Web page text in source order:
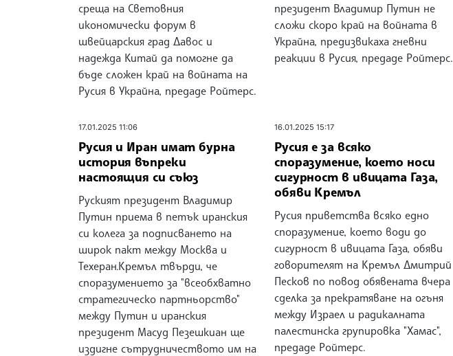
среща на Световния
икономически форум в
швейцарския град Давос и
надежда Китай да помогне да
бъде сложен край на войната на
Русия в Украйна, предаде Ройтерс.
президент Владимир Путин не
сложи скоро край на войната в
Украйна, предизвикаха гневни
реакции в Русия, предаде Ройтерс.
17.01.2025 11:06
Русия и Иран имат бурна
история въпреки
настоящия си съюз
Руският президент Владимир
Путин приема в петък иранския
си колега за подписването на
широк пакт между Москва и
Техеран.Кремъл твърди, че
споразумението за "всеобхватно
стратегическо партньорство"
между Путин и иранския
президент Масуд Пезешкиан ще
издигне сътрудничеството им на
16.01.2025 15:17
Русия е за всяко
споразумение, което носи
сигурност в ивицата Газа,
обяви Кремъл
Русия приветства всяко едно
споразумение, което води до
сигурност в ивицата Газа, обяви
говорителят на Кремъл Дмитрий
Песков по повод обявената вчера
сделка за прекратяване на огъня
между Израел и радикалната
палестинска групировка "Хамас",
предаде Ройтерс.